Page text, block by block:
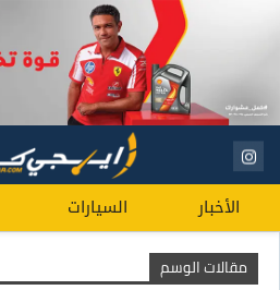
الأخبار السيارات
مقالات الوسم